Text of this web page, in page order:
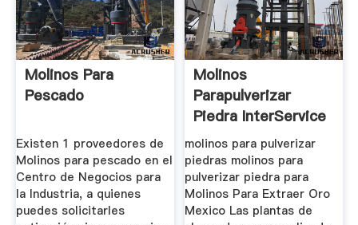
Molinos Para
Pescado
Existen 1 proveedores de
Molinos para pescado en el
Centro de Negocios para
la Industria, a quienes
puedes solicitarles
Molinos
Parapulverizar
Piedra InterService
Eventos ...
molinos para pulverizar
piedras molinos para
pulverizar piedra para
Molinos Para Extraer Oro
Mexico Las plantas de